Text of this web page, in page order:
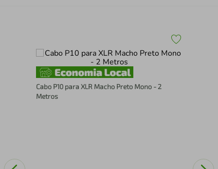
Cabo P10 para XLR Macho Preto Mono - 2
Metros